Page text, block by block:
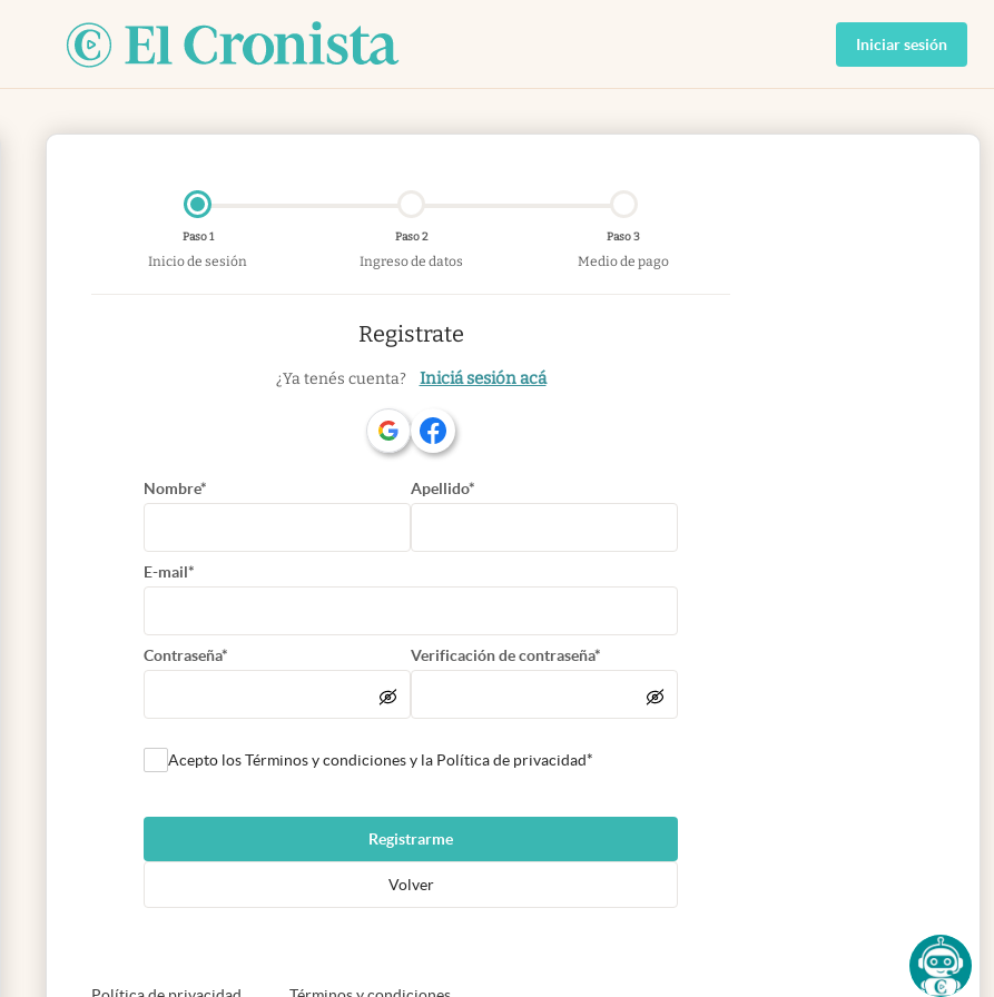
Iniciar sesión
Paso 1
Inicio de sesión
Paso 2
Ingreso de datos
Paso 3
Medio de pago
Registrate
¿Ya tenés cuenta? Iniciá sesión acá
Nombre* Apellido*
E-mail*
Contraseña* Verificación de contraseña*
Acepto los Términos y condiciones y la Política de privacidad*
Registrarme
Volver